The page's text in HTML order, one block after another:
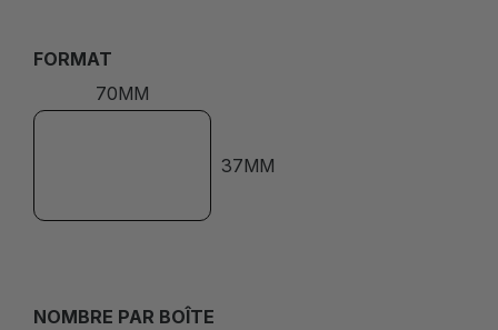
FORMAT
70MM
37MM
NOMBRE PAR BOÎTE